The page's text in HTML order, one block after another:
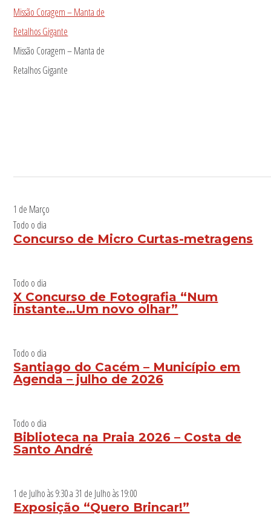
Missão Coragem – Manta de
Retalhos Gigante
Missão Coragem – Manta de
Retalhos Gigante
1 de Março
Todo o dia
Concurso de Micro Curtas-metragens
Todo o dia
X Concurso de Fotografia “Num
instante…Um novo olhar”
Todo o dia
Santiago do Cacém – Município em
Agenda – julho de 2026
Todo o dia
Biblioteca na Praia 2026 – Costa de
Santo André
1 de Julho às 9:30a 31 de Julho às 19:00
Exposição “Quero Brincar!”